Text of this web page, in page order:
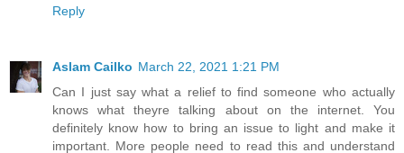
Reply
Aslam Cailko March 22, 2021 1:21 PM
Can I just say what a relief to find someone who actually
knows what theyre talking about on the internet. You
definitely know how to bring an issue to light and make it
important. More people need to read this and understand